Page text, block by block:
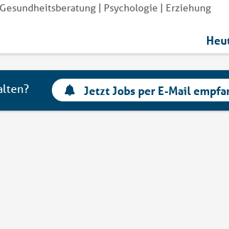
| Psychologie | Erziehung
Jetzt Jobs per E-Mail